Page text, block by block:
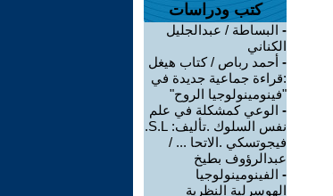
كتب ودراسات
- البساطة / عبدالجليل
الكناني
- أحمد رباص / كتاب هيغل
:قراءة جماعية جديدة في
"فينومينولوجيا الروح"
- الوعي كمشكلة في علم
نفس السلوك .تأليف: S.L.
فيجوتسكي .الاتحا ... /
عبدالرؤوف بطيخ
- الفينومينولوجيا
الهوسرلية النظرية